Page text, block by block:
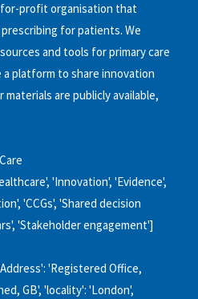
profit organisation that
for patients. We
and tools for primary care
a platform to share innovation
are publicly available,
'Innovation', 'Evidence',
'CCGs', 'Shared decision
'Stakeholder engagement']
'Registered Office,
GB', 'locality': 'London',